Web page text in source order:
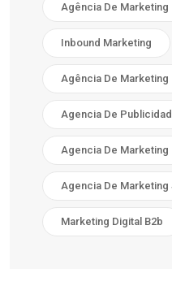
Agência De Marketing
Inbound Marketing
Agência De Marketing
Agencia De
Agencia De Marketing
Agencia De Marketing
Marketing Digital B2b